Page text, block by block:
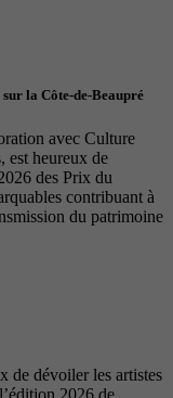
la Côte-de-Beaupré
avec Culture
est heureux de
des Prix du
contribuant à
du patrimoine
de dévoiler les artistes
2026 de